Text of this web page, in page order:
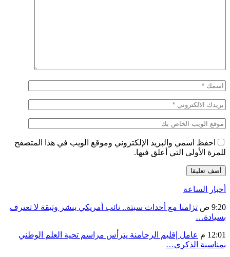
احفظ اسمي والبريد الإلكتروني وموقع الويب في هذا المتصفح
للمرة الأولى التي أعلق فيها.
أخبار الساعة
9:20 ص
تزامنا مع أحداث سبتة.. نائب أمريكي ينشر وثيقة لا تعترف
بسيادة…
12:01 م
عامل إقليم الرحامنة يترأس مراسم تحية العلم الوطني
بمناسبة الذكرى…